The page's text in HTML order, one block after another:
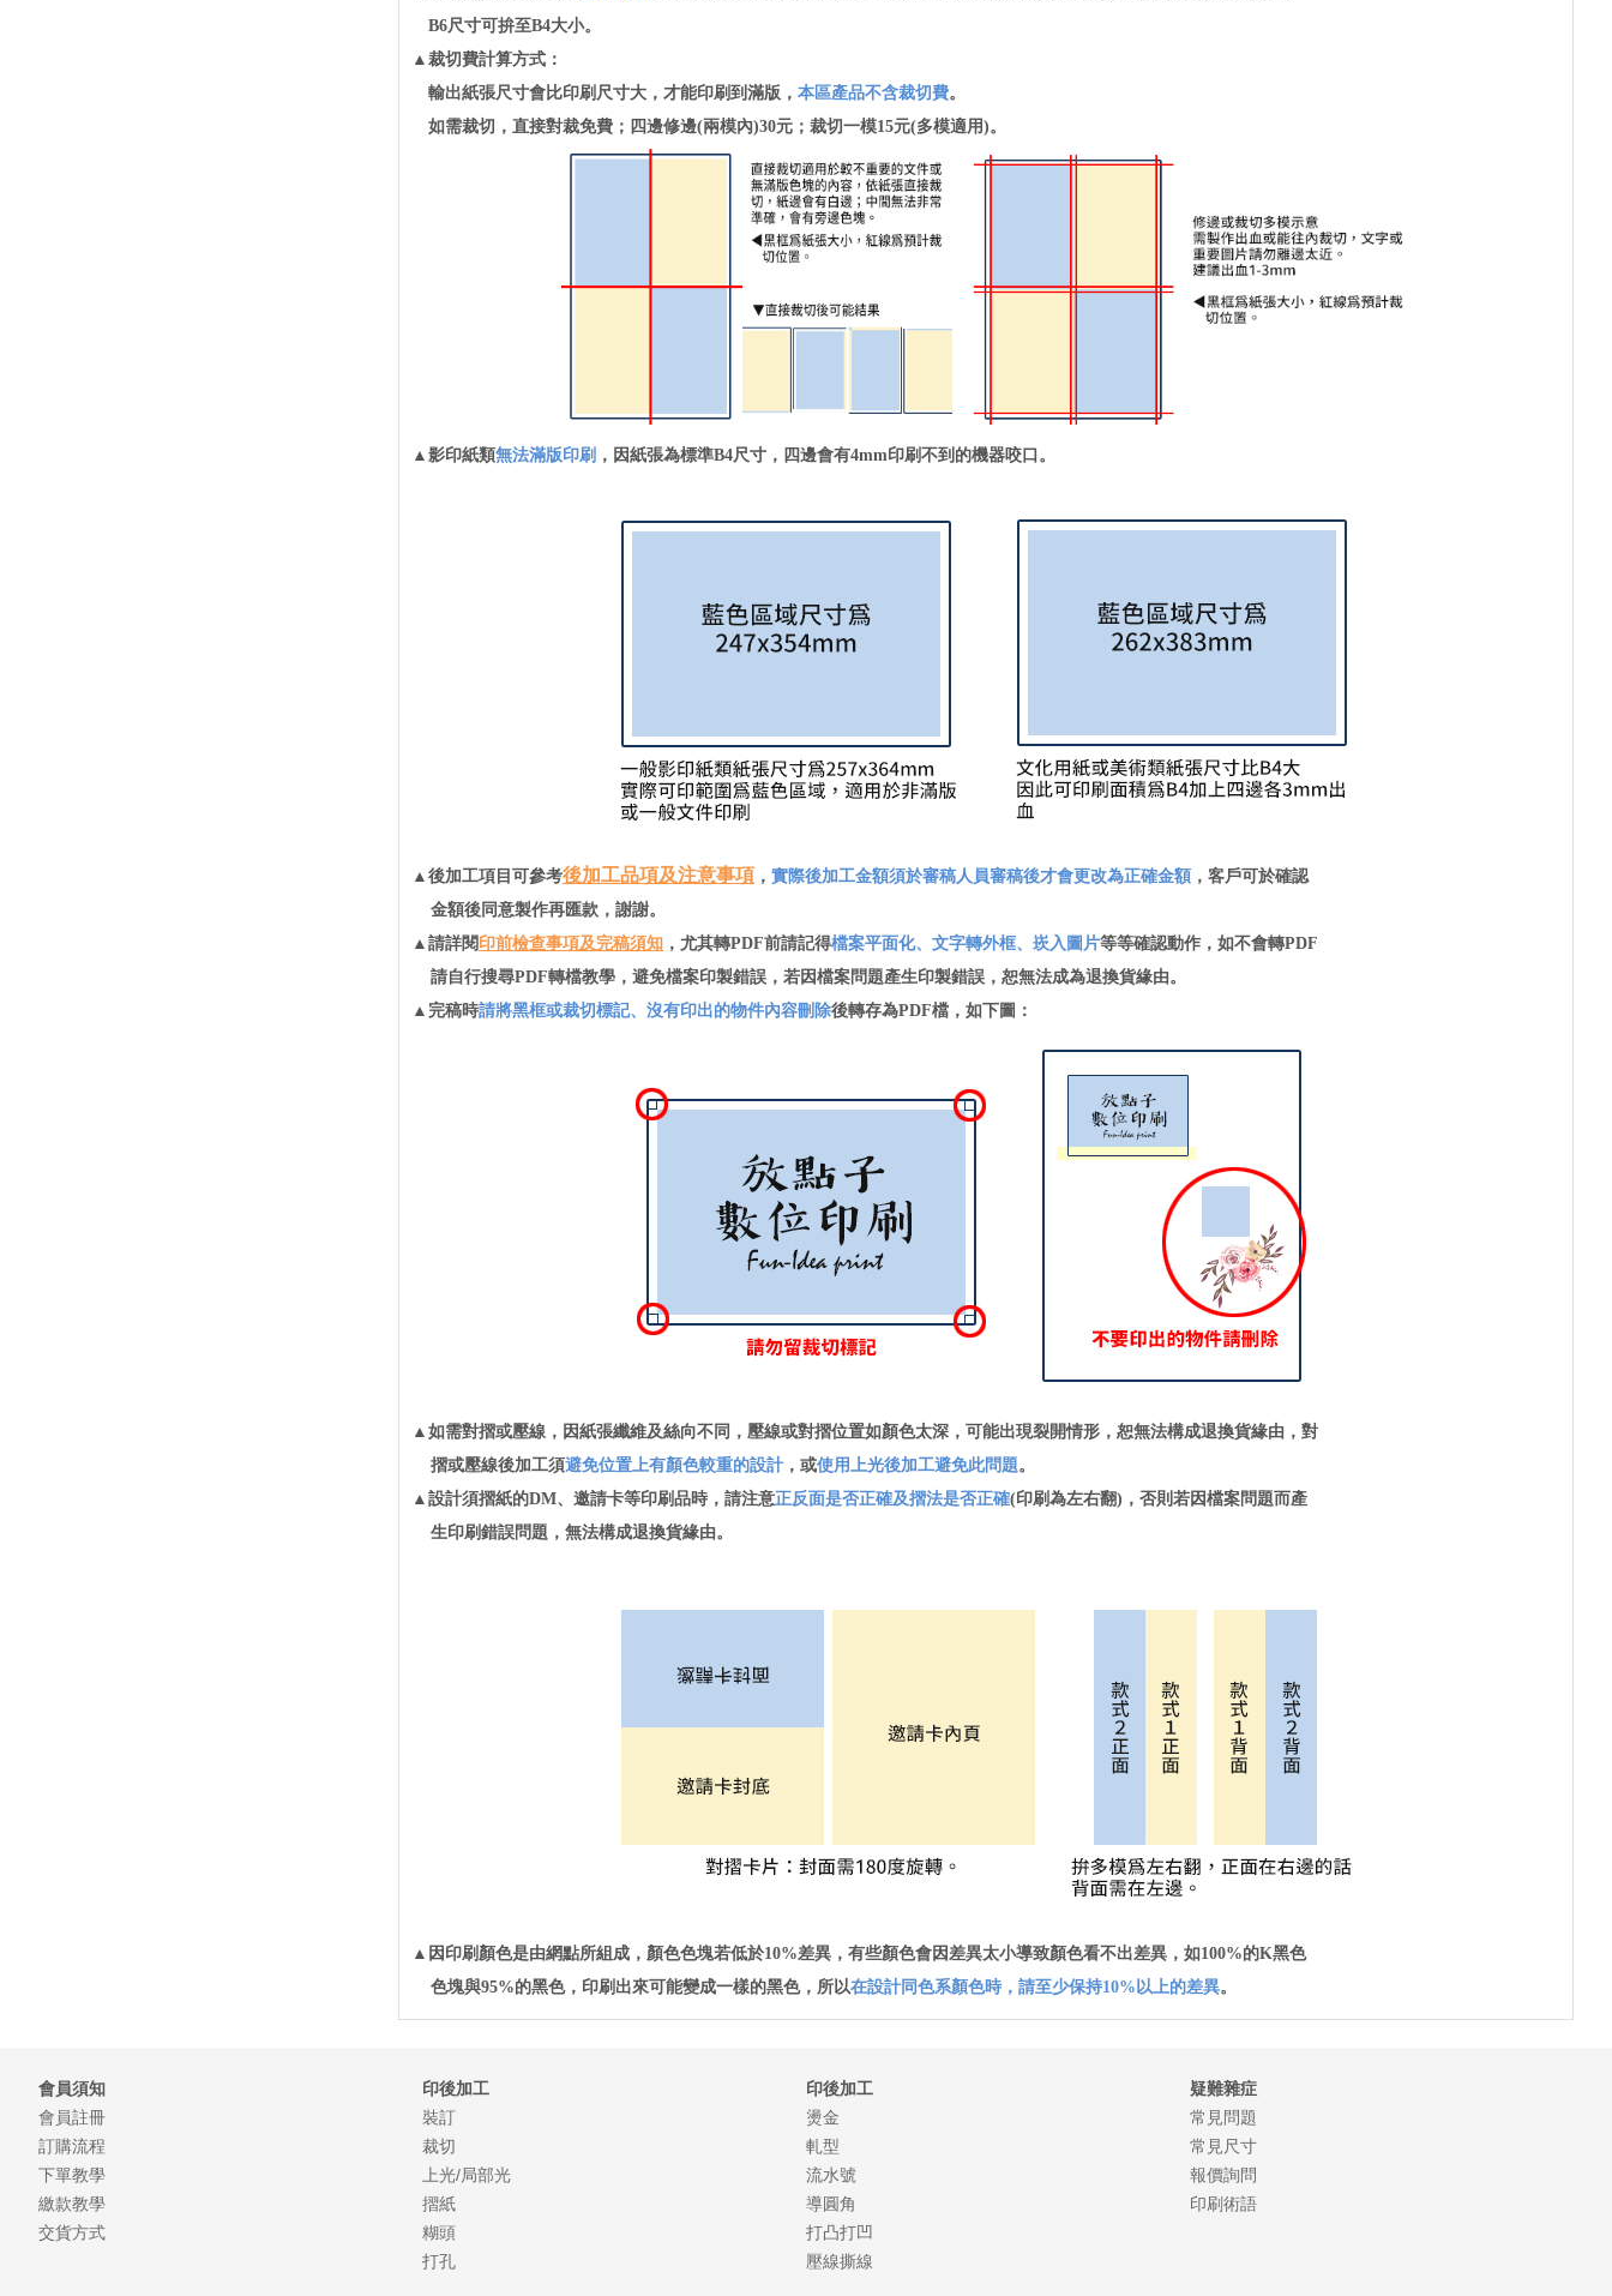
B6尺寸可拚至B4大小。
▲裁切費計算方式：
輸出紙張尺寸會比印刷尺寸大，才能印刷到滿版， 本區產品不含裁切費。
如需裁切，直接對裁免費；四邊修邊(兩模內)30元；裁切一模15元(多模適用)。
▲影印紙類無法滿版印刷 ，因紙張為標準B4尺寸，四邊會有4mm印刷不到的機器咬口。
▲後加工項目可參考後加工品項及注意事項 ， 實際後加工金額須於審稿人員審稿後才會更改為正確金額 ，客戶可於確認
金額後同意製作再匯款，謝謝。
▲請詳閱印前檢查事項及完稿須知 ，尤其轉PDF前請記得檔案平面化、文字轉外框、崁入圖片等等確認動作，如不會轉PDF
請自行搜尋PDF轉檔教學，避免檔案印製錯誤，若因檔案問題產生印製錯誤，恕無法成為退換貨緣由。
▲完稿時請將黑框或裁切標記、沒有印出的物件內容刪除後轉存為PDF檔，如下圖：
▲如需對摺或壓線，因紙張纖維及絲向不同，壓線或對摺位置如顏色太深，可能出現裂開情形，恕無法構成退換貨緣由，對
摺或壓線後加工須避免位置上有顏色較重的設計 ，或使用上光後加工避免此問題。
▲設計須摺紙的DM、邀請卡等印刷品時，請注意正反面是否正確及摺法是否正確(印刷為左右翻)，否則若因檔案問題而產
生印刷錯誤問題，無法構成退換貨緣由。
▲因印刷顏色是由網點所組成，顏色色塊若低於10%差異，有些顏色會因差異太小導致顏色看不出差異，如100%的K黑色
色塊與95%的黑色，印刷出來可能變成一樣的黑色，所以在設計同色系顏色時，請至少保持10%以上的差異。
會員須知
會員註冊
訂購流程
下單教學
繳款教學
交貨方式
印後加工
裝訂
裁切
上光/局部光
摺紙
糊頭
打孔
印後加工
燙金
軋型
流水號
導圓角
打凸打凹
壓線撕線
疑難雜症
常見問題
常見尺寸
報價詢問
印刷術語